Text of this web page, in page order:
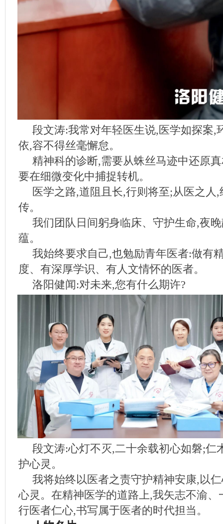
段文涛:我常对年轻医生说,医学如探案,
依,容不得丝毫懈怠。
精神科的诊断,需要从蛛丝马迹中还原
要在细微变化中捕捉转机。
医学之路,道阻且长,行则将至;从医之人
传。
我们团队日间躬身临床、守护生命,夜
蕴。
我始终要求自己,也勉励青年医者:做有
度、有深厚学识、有人文情怀的医者。
洛阳健闻:对未来,您有什么期许?
段文涛:心灯不灭,二十余载初心如磐;仁
护心灵。
我将始终以医者之责守护精神安康,以
心灵。在精神医学的道路上,我矢志不渝、
行医者仁心,书写属于医者的时代担当。